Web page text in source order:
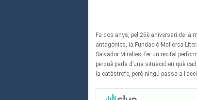
Fa dos anys, pel 25è aniversari de la
antagònics, la Fundació Mallorca
Salvador Miralles, fer un recital
perquè parla d’una situació en què
la catàstrofe, però ningú passa a